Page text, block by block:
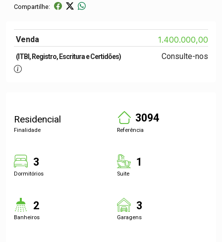
Compartilhe:
Venda 1.400.000,00
(ITBI, Registro, Escritura e Certidões) Consulte-nos
Residencial
Finalidade
3094
Referência
3
Dormitórios
1
Suite
2
Banheiros
3
Garagens